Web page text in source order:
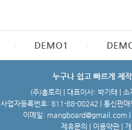
DEMO1
누구나 쉽고 빠르게 제
(주)홈토리 | 대표이사: 박기태 |
사업자등록번호: 811-88-00242 | 통신판
이메일: mangboard@gmail.com
제휴문의
이용약관